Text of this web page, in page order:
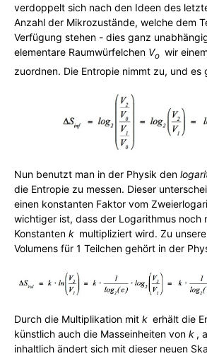
verdoppelt sich nach den Ideen des
Anzahl der Mikrozustände, welche dem
Verfügung stehen - dies ganz
elementare Raumwürfelchen Vo wir
zuordnen. Die Entropie nimmt zu, und es
Nun benutzt man in der Physik den
die Entropie zu messen. Dieser
einen konstanten Faktor vom
wichtiger ist, dass der Logarithmus noch
Konstanten k multipliziert wird. Zu
Volumens für 1 Teilchen gehört in der
Durch die Multiplikation mit k erhält die
künstlich auch die Masseinheiten von k ,
inhaltlich ändert sich mit dieser neuen